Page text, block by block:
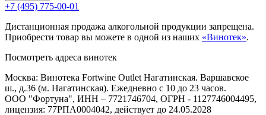
+7 (495) 775-00-01
Дистанционная продажа алкогольной продукции запрещена.
Приобрести товар вы можете в одной из наших «Винотек».
Посмотреть адреса винотек
Москва: Винотека Fortwine Outlet Нагатинская. Варшавское
ш., д.36 (м. Нагатинская). Ежедневно с 10 до 23 часов.
ООО "Фортуна", ИНН – 7721746704, ОГРН - 1127746004495,
лицензия: 77РПА0004042, действует до 24.05.2028